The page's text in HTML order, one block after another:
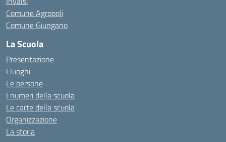
Comune Agropoli
Comune Giungano
La Scuola
Presentazione
I luoghi
Le persone
I numeri della scuola
Le carte della scuola
Organizzazione
La storia